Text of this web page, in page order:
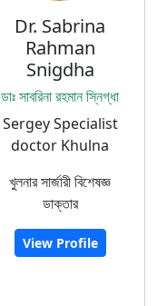
Dr. Sabrina
Rahman
Snigdha
ডাঃ সাবরিনা রহমান স্নিগ্ধা
Sergey Specialist
doctor Khulna
খুলনার সার্জারী বিশেষজ্ঞ
ডাক্তার
View Profile